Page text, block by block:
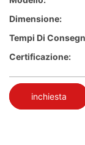
Dimensione:
Tempi Di
Certificazione:
inchiesta